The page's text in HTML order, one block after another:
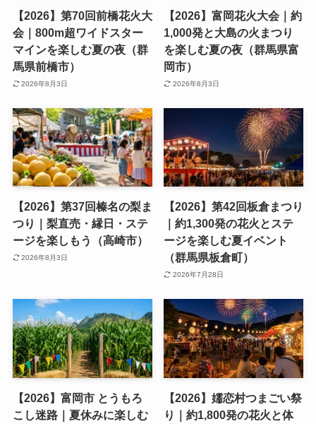
【2026】第70回前橋花火大
会｜800m超ワイドスター
マインを楽しむ夏の夜（群
馬県前橋市）
2026年8月3日
【2026】富岡花火大会｜約
1,000発と大島の火まつり
を楽しむ夏の夜（群馬県富
岡市）
2026年8月3日
【2026】第37回榛名の梨ま
つり｜梨直売・縁日・ステ
ージを楽しもう（高崎市）
2026年8月3日
【2026】第42回板倉まつり
｜約1,300発の花火とステ
ージを楽しむ夏イベント
（群馬県板倉町）
2026年7月28日
【2026】富岡市 とうもろ
こし迷路｜夏休みに楽しむ
【2026】嬬恋村つまごい祭
り｜約1,800発の花火と体